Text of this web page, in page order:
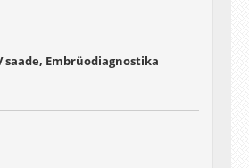
saade, Embrüodiagnostika